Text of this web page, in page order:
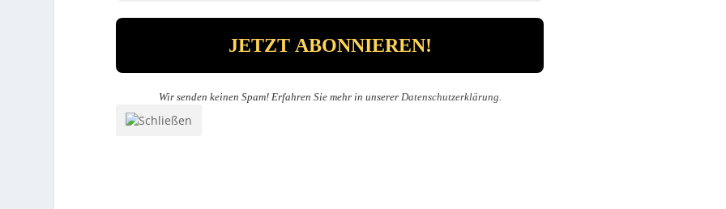
Wir senden keinen Spam! Erfahren Sie mehr in unserer Datenschutzerklärung.